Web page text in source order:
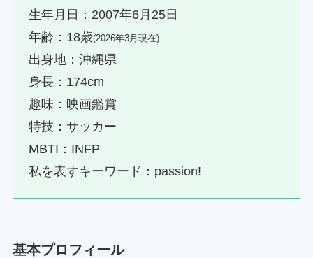
生年月日：2007年6月25日
年齢：18歳(2026年3月現在)
出身地：沖縄県
身長：174cm
趣味：映画鑑賞
特技：サッカー
MBTI：INFP
私を表すキーワード：passion!
基本プロフィール